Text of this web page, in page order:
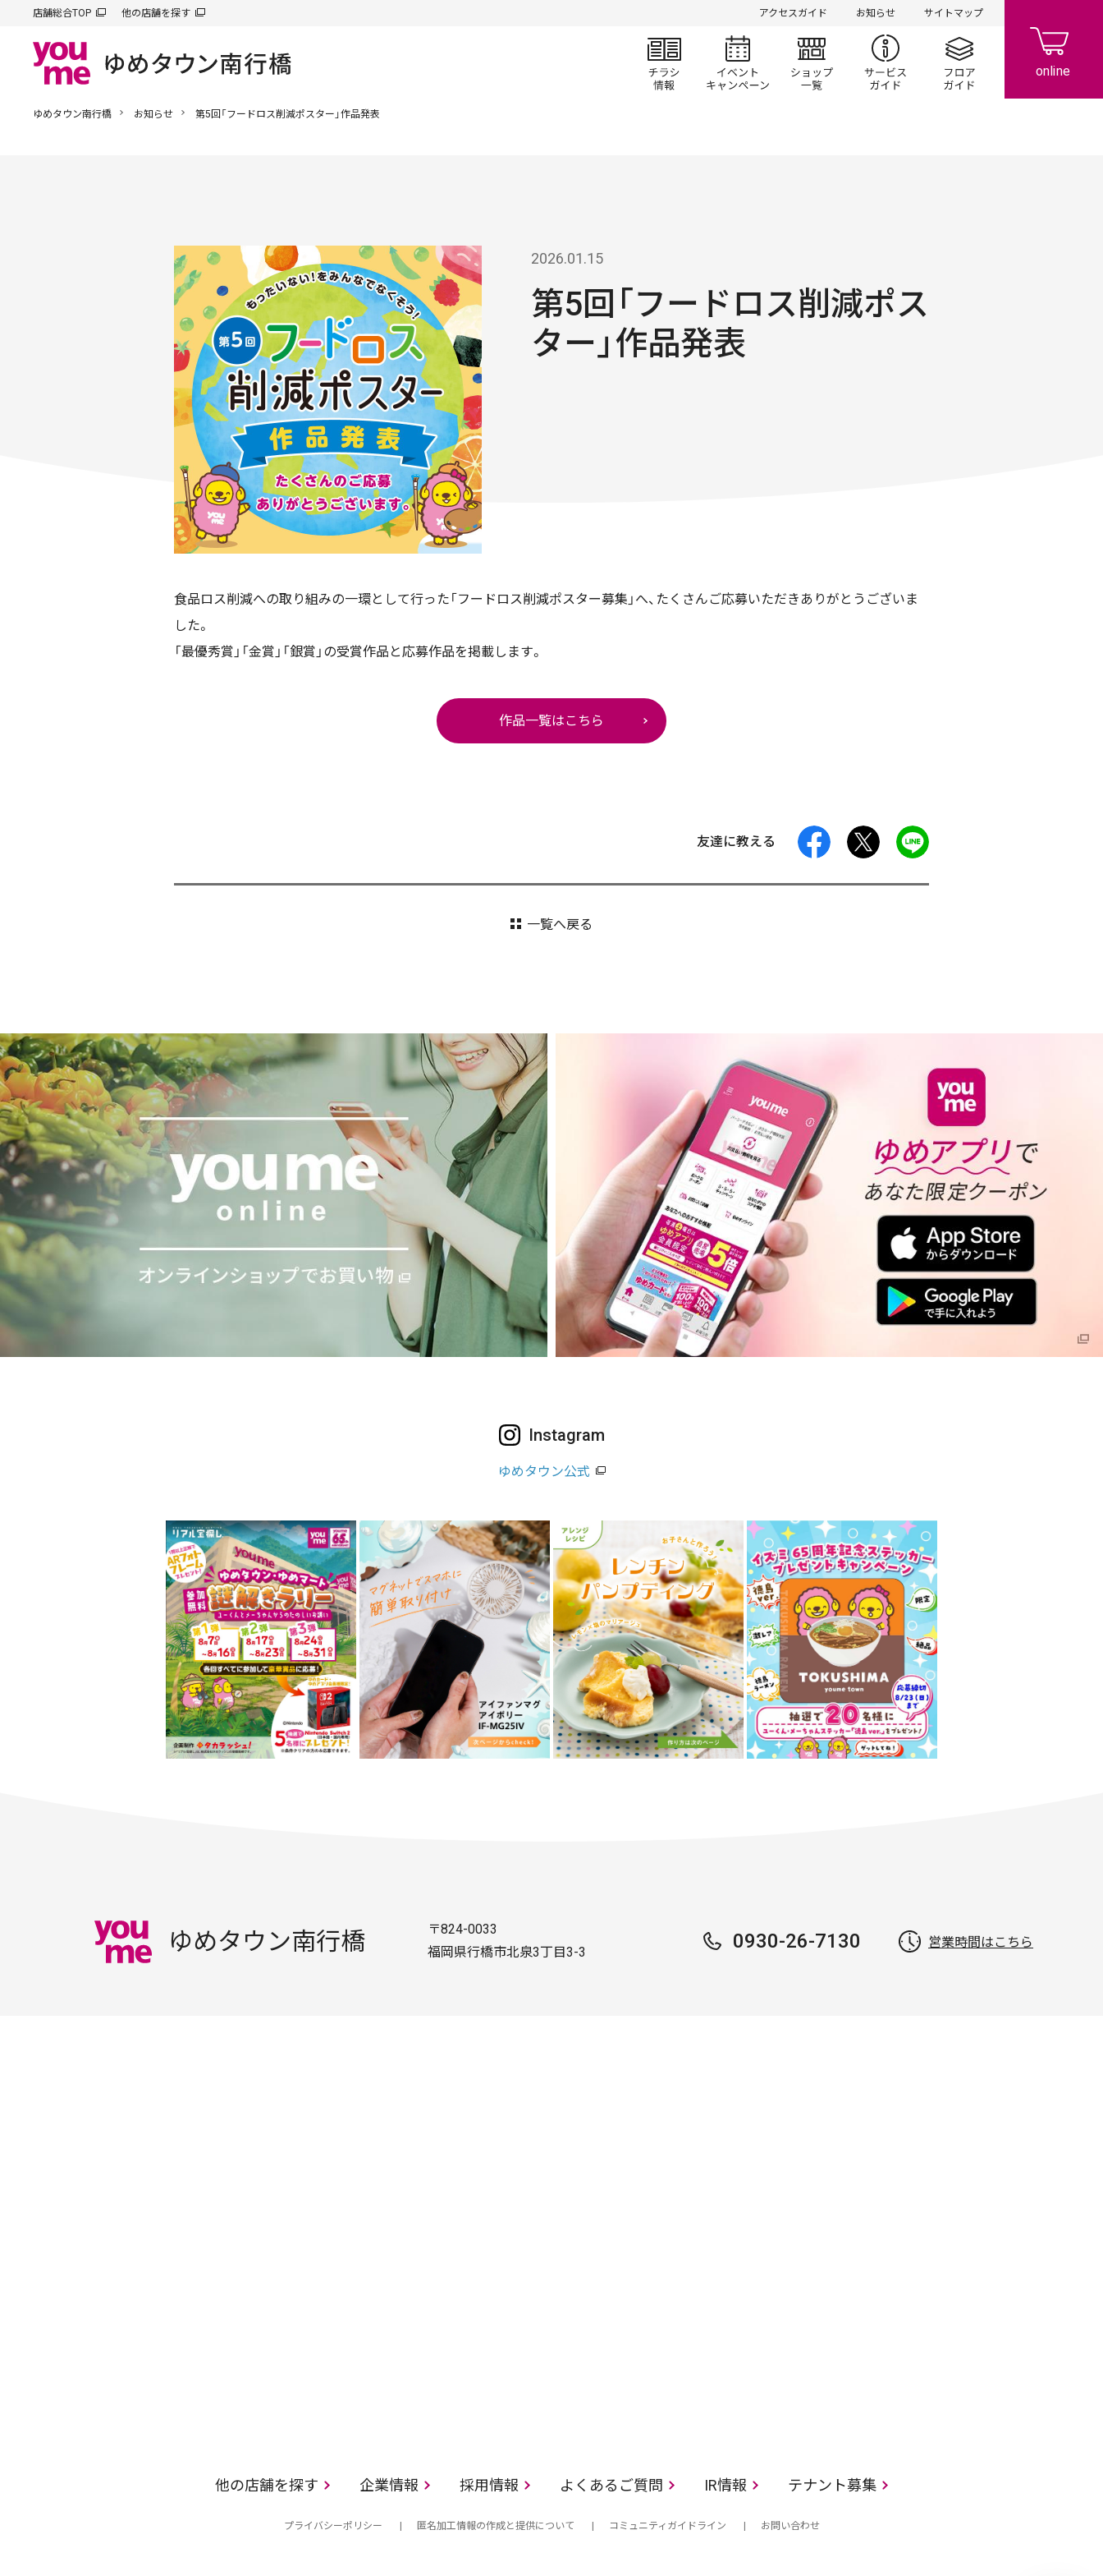
店舗総合TOP 他の店舗を探す アクセスガイド お知らせ サイトマップ
チラシ情報 イベント/キャンペーン
ショップ一覧 サービスガイドフロアガイド
ゆめタウン南行橋 お知らせ 第5回「フードロス削減ポスター」作品発表
2026.01.15
第5回「フードロス削減ポス
ター」作品発表
食品ロス削減への取り組みの一環として行った「フードロス削減ポスター募集」へ、たくさんご応募いただきありがとうございま
した。
「最優秀賞」「金賞」「銀賞」の受賞作品と応募作品を掲載します。
作品一覧はこちら
友達に教える facebook
一覧へ戻る
Instagram
ゆめタウン公式
ゆめタウン南行橋
〒824-0033
福岡県行橋市北泉3丁目3-3
0930-26-7130 営業時間はこちら
他の店舗を探す 企業情報 採用情報 よくあるご質問 IR情報 テナント募集
プライバシーポリシー 匿名加工情報の作成と提供について コミュニティガイドライン お問い合わせ